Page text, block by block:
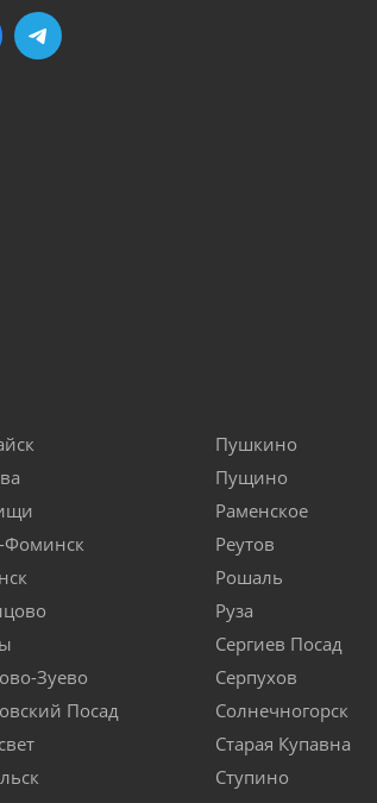
Фоминск
Зуево
Посад
Пушкино
Пущино
Раменское
Реутов
Рошаль
Руза
Сергиев Посад
Серпухов
Солнечногорск
Старая Купавна
Ступино